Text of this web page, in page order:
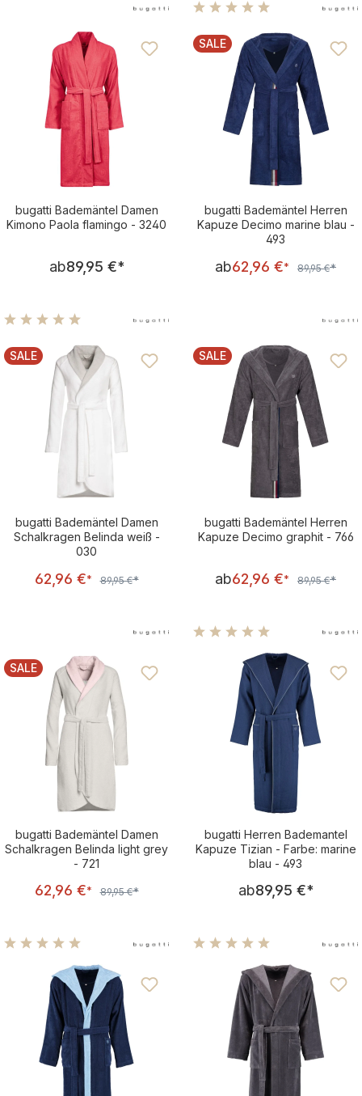
bugatti Bademäntel Damen
Kimono Paola flamingo - 3240
Regulärer Preis:
ab89,95 €*
RABATT
SALE
bugatti Bademäntel Herren
Kapuze Decimo marine blau -
493
ab62,96 €* Regulärer
89,95 €*
RABATT
SALE
bugatti Bademäntel Damen
Schalkragen Belinda weiß -
030
Verkaufspreis:
62,96 €* Regulärer Preis:
89,95 €*
RABATT
SALE
bugatti Bademäntel Herren
Kapuze Decimo graphit - 766
ab62,96 €* Regulärer
89,95 €*
RABATT
SALE
bugatti Bademäntel Damen
Schalkragen Belinda light grey
- 721
Verkaufspreis:
62,96 €* Regulärer Preis:
89,95 €*
Durchschnittliche
bugatti Herren Bademantel
Kapuze Tizian - Farbe: marine
blau - 493
Regulärer
ab89,95 €*
Durchschnittliche Bewertung von 5 von 5 Sternen
Durchschnittliche